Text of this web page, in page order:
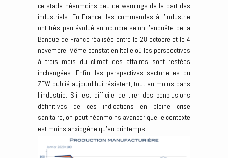
ce stade néanmoins peu de warnings de la part des
industriels. En France, les commandes à l’industrie
ont très peu évolué en octobre selon l’enquête de la
Banque de France réalisée entre le 28 octobre et le 4
novembre. Même constat en Italie où les perspectives
à trois mois du climat des affaires sont restées
inchangées. Enfin, les perspectives sectorielles du
ZEW publié aujourd’hui résistent, tout au moins dans
l’industrie. S’il est difficile de tirer des conclusions
définitives de ces indications en pleine crise
sanitaire, on peut néanmoins avancer que le contexte
est moins anxiogène qu’au printemps.